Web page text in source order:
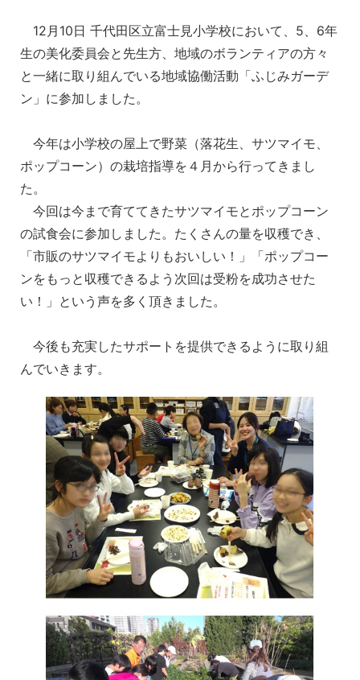
12月10日 千代田区立富士見小学校において、5、6年
生の美化委員会と先生方、地域のボランティアの方々
と一緒に取り組んでいる地域協働活動「ふじみガーデ
ン」に参加しました。
今年は小学校の屋上で野菜（落花生、サツマイモ、
ポップコーン）の栽培指導を４月から行ってきまし
た。
今回は今まで育ててきたサツマイモとポップコーン
の試食会に参加しました。たくさんの量を収穫でき、
「市販のサツマイモよりもおいしい！」「ポップコー
ンをもっと収穫できるよう次回は受粉を成功させた
い！」という声を多く頂きました。
今後も充実したサポートを提供できるように取り組
んでいきます。